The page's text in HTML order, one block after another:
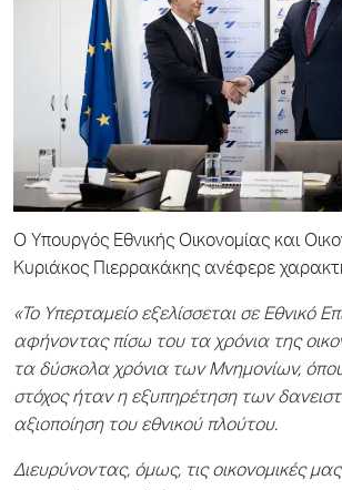
Ο Υπουργός Εθνικής Οικονομίας και
Κυριάκος Πιερρακάκης ανέφερε
«Το Υπερταμείο εξελίσσεται σε Εθνικό
αφήνοντας πίσω του τα χρόνια της
τα δύσκολα χρόνια των Μνημονίων,
στόχος ήταν η εξυπηρέτηση των
αξιοποίηση του εθνικού πλούτου.
Διευρύνοντας, όμως, τις οικονομικές